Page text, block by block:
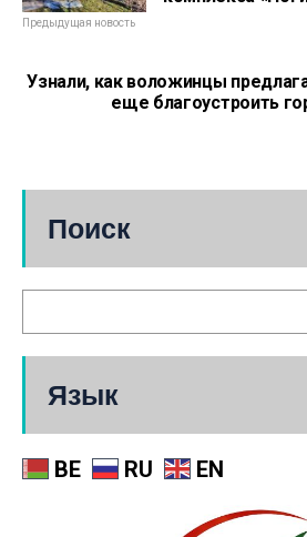
Предыдущая новость
Узнали, как воложинцы
еще благоустроить
Поиск
Язык
BE RU EN